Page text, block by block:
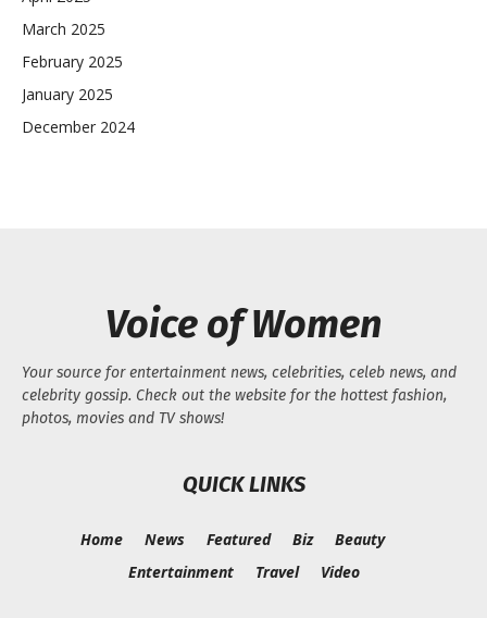
March 2025
February 2025
January 2025
December 2024
Voice of Women
Your source for entertainment news, celebrities, celeb news, and
celebrity gossip. Check out the website for the hottest fashion,
photos, movies and TV shows!
QUICK LINKS
Home News Featured Biz
Beauty
Entertainment
Travel Video